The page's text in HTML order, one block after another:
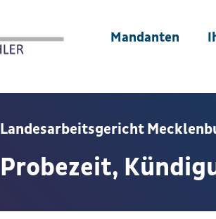
Mandanten
Landesarbeitsgericht
Probezeit,